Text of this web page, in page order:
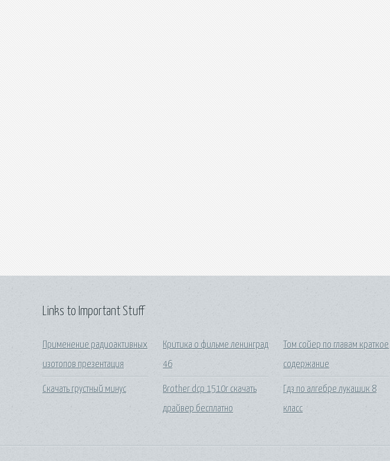
Links to Important Stuff
Применение радиоактивных
изотопов презентация
Скачать грустный минус
Критика о фильме ленинград
46
Brother dcp 1510r скачать
драйвер бесплатно
Том сойер по главам краткое
содержание
Гдз по алгебре лукашик 8
класс